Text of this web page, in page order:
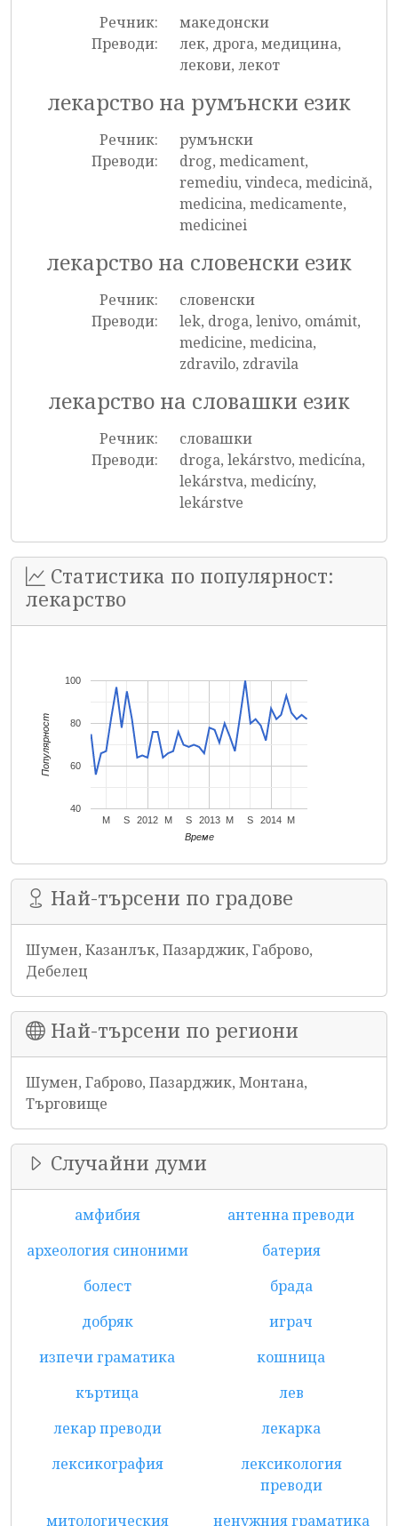
Речник:
македонски
Преводи:
лек, дрога, медицина,
лекови, лекот
лекарство на румънски език
Речник:
румънски
Преводи:
drog, medicament,
remediu, vindeca, medicină,
medicina, medicamente,
medicinei
лекарство на словенски език
Речник:
словенски
Преводи:
lek, droga, lenivo, omámit,
medicine, medicina,
zdravilo, zdravila
лекарство на словашки език
Речник:
словашки
Преводи:
droga, lekárstvo, medicína,
lekárstva, medicíny,
lekárstve
Статистика по популярност:
лекарство
2012 2013 2014
M S M S M S M
40
60
80
100
Време
Популярност
Най-търсени по градове
Шумен, Казанлък, Пазарджик, Габрово,
Дебелец
Най-търсени по региони
Шумен, Габрово, Пазарджик, Монтана,
Търговище
Случайни думи
амфибия
антенна преводи
археология синоними
батерия
болест
брада
добряк
играч
изпечи граматика
кошница
къртица
лев
лекар преводи
лекарка
лексикография
лексикология
преводи
митологическия
ненужния граматика